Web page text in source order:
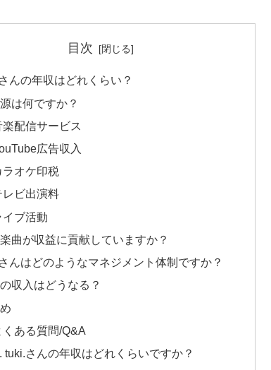
目次
んの年収はどれくらい？
は何ですか？
楽配信サービス
広告収入
ラオケ印税
レビ出演料
イブ活動
曲が収益に貢献していますか？
んはどのようなマネジメント体制ですか？
収入はどうなる？
くある質問/Q&A
tuki.さんの年収はどれくらいですか？